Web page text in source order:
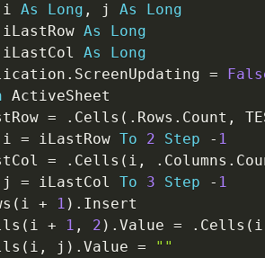
i As Long , j As
Long
iLastRow As
Long
iLastCol As
Long
. ScreenUpdating =
ActiveSheet
= . Cells ( . Rows . Count ,
i = iLastRow To 2 Step - 1
= . Cells ( i , . Columns .
j = iLastCol To 3 Step - 1
( i + 1 ) .
( i + 1 , 2 ) . Value = . Cells ( i
( i , j ) . Value =
""